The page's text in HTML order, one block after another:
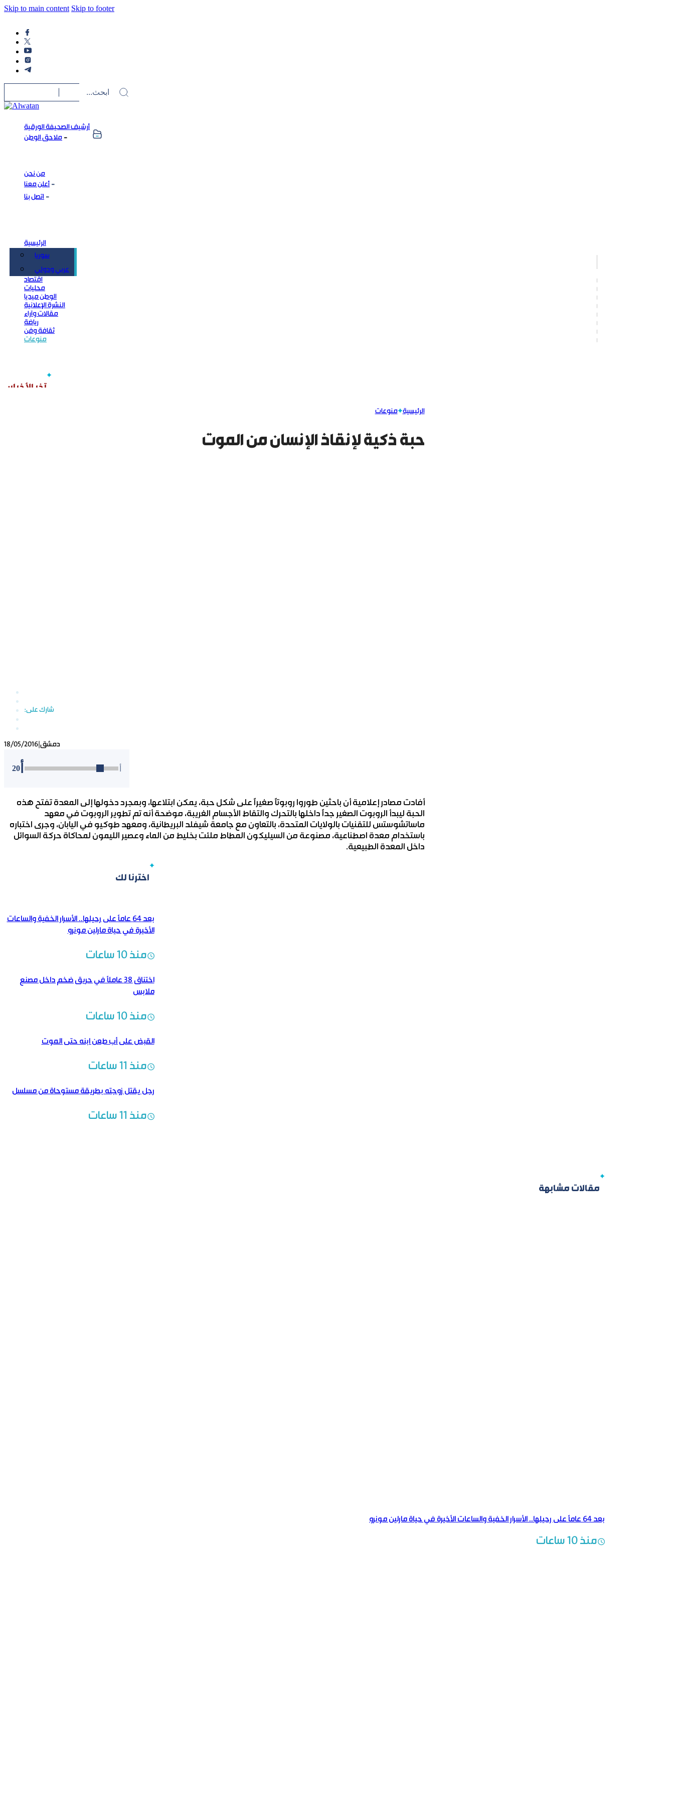
Skip to main content Skip to footer
أرشيف الصحيفة الورقية
ملاحق الوطن
من نحن
أعلن معنا
اتصل بنا
الرئيسية
سوريا
عربي ودولي
اقتصاد
محليات
الوطن ميديا
النشرة الإعلانية
مقالات وآراء
رياضة
ثقافة وفن
منوعات
الرئيسية منوعات
حبة ذكية لإنقاذ الإنسان من الموت
18/05/2016 دمشق
20
أفادت مصادر إعلامية أن باحثين طوروا روبوتاً صغيراً على شكل حبة، يمكن ابتلاعها، وبمجرد دخولها إلى المعدة تفتح هذه
الحبة ليبدأ الروبوت الصغير جداً داخلها بالتحرك والتقاط الأجسام الغريبة، موضحة أنه تم تطوير الروبوت في معهد
ماساتشوستس للتقنيات بالولايات المتحدة، بالتعاون مع جامعة شيفلد البريطانية، ومعهد طوكيو في اليابان، وجرى اختباره
باستخدام معدة اصطناعية، مصنوعة من السيليكون المطاط ملئت بخليط من الماء وعصير الليمون لمحاكاة حركة السوائل
داخل المعدة الطبيعية.
اخترنا لك
بعد 64 عاماً على رحيلها.. الأسرار الخفية والساعات
الأخيرة في حياة مارلين مونرو
منذ 10 ساعات
اختناق 38 عاملاً في حريق ضخم داخل مصنع
ملابس
منذ 10 ساعات
القبض على أب طعن ابنه حتى الموت
منذ 11 ساعات
رجل يقتل زوجته بطريقة مستوحاة من مسلسل
منذ 11 ساعات
مقالات مشابهة
بعد 64 عاماً على رحيلها.. الأسرار الخفية والساعات الأخيرة في حياة مارلين مونرو
منذ 10 ساعات